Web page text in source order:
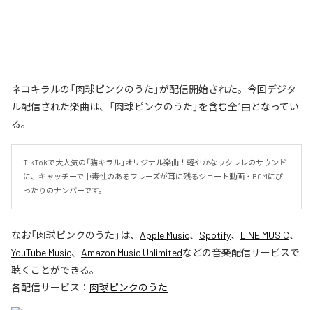
ネコキラルの「肉球ピンクのうた」が配信開始された。今回デジタ
ル配信された楽曲は、「肉球ピンクのうた」を含む全1曲となってい
る。
TikTokで大人気の「猫キラル」オリジナル楽曲！軽やかなウクレレのサウンド
に、キャッチーで中毒性のあるフレーズが耳に残るショート動画・BGMにぴ
ったりのナンバーです。
なお「肉球ピンクのうた 」は、 Apple Music、 Spotify、 LINE MUSIC、
YouTube Music、 Amazon Music Unlimitedなどの音楽配信サービスで
聴くことができる。
各配信サービス： 肉球ピンクのうた